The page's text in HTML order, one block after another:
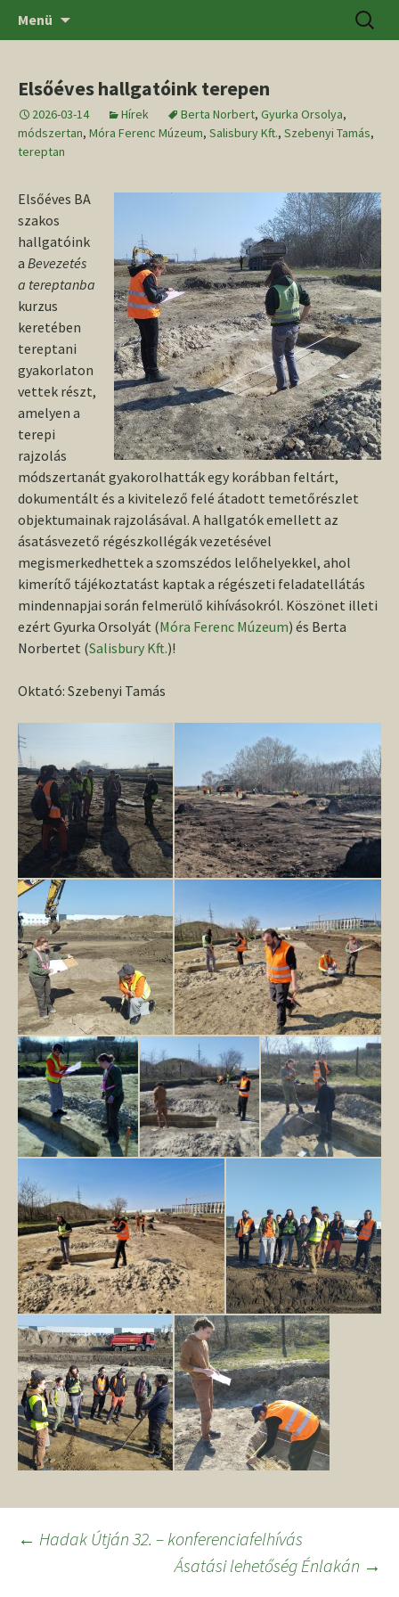
SZTE BTK Régészeti Tanszék
Menü
Elsőéves hallgatóink terepen
2026-03-14 Hírek Berta Norbert, Gyurka Orsolya,
módszertan, Móra Ferenc Múzeum, Salisbury Kft., Szebenyi Tamás,
tereptan
Elsőéves BA
szakos
hallgatóink
a Bevezetés
a tereptanba
kurzus
keretében
tereptani
gyakorlaton
vettek részt,
amelyen a
terepi
rajzolás
módszertanát gyakorolhatták egy korábban feltárt,
dokumentált és a kivitelező felé átadott temetőrészlet
objektumainak rajzolásával. A hallgatók emellett az
ásatásvezető régészkollégák vezetésével
megismerkedhettek a szomszédos lelőhelyekkel, ahol
kimerítő tájékoztatást kaptak a régészeti feladatellátás
mindennapjai során felmerülő kihívásokról. Köszönet illeti
ezért Gyurka Orsolyát (Móra Ferenc Múzeum) és Berta
Norbertet (Salisbury Kft.)!
Oktató: Szebenyi Tamás
Bejegyzés
← Hadak Útján 32. – konferenciafelhívás
Ásatási lehetőség Énlakán →